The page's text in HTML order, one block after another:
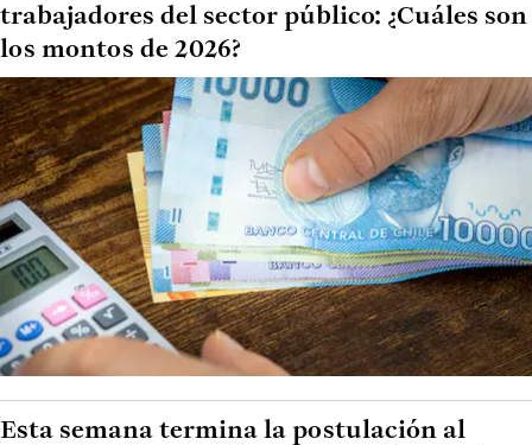
trabajadores del sector público: ¿Cuáles son
los montos de 2026?
Esta semana termina la postulación al